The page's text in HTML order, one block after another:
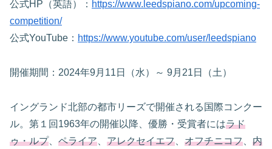
公式HP（英語）： https://www.leedspiano.com/upcoming-
competition/
公式YouTube： https://www.youtube.com/user/leedspiano
開催期間：2024年9月11日（水）～ 9月21日（土）
イングランド北部の都市リーズで開催される国際コンクー
ル。第１回1963年の開催以降、優勝・受賞者にはラド
ゥ・ルプ、 ペライア アレクセイエフ オフチニコフ 内